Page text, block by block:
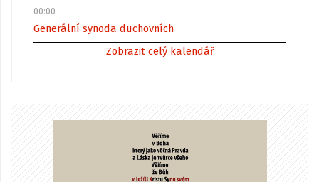
00:00
Generální synoda duchovních
Zobrazit celý kalendář